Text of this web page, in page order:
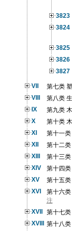
3823
3824
3825
3826
3827
VII
第七类
VIII
第八类
IX
第九类
X
第十类
XI
第十一
XII
第十二
XIII
第十三
XIV
第十四
XV
第十五
XVI
第十六
注
XVII
第十七
XVIII
第十八